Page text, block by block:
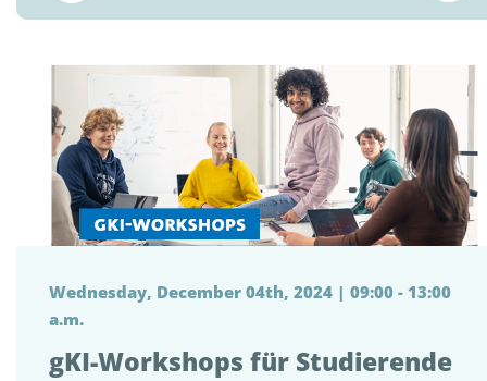
Wednesday, December 04th, 2024 | 09:00 - 13:00
a.m.
gKI-Workshops für Studierende